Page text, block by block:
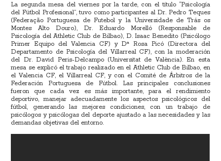
La segunda mesa del viernes por la tarde, con el título “Psicología
del Fútbol Profesional”, tuvo como participantes al Dr. Pedro Teques
(Federação Portuguesa de Futebol y la Universidade de Trás os
Montes Alto Douro), Dr. Eduardo Morelló (Responsable de
Psicología del Athletic Club de Bilbao), D. Isaac Benedito (Psicólogo
Primer Equipo del Valencia CF) y Dª Rosa Picó (Directora del
Departamento de Psicología del Villarreal CF), con la moderación
del Dr. David Peris-Delcampo (Universitat de València). En esta
mesa se explicó el trabajo realizado en el Athletic Club de Bilbao, en
el Valencia CF, el Villarreal CF, y con el Comité de Árbitros de la
Federación Portuguesa de Fútbol. Las principales conclusiones
fueron que cada vez es más importante, para el rendimiento
deportivo, manejar adecuadamente los aspectos psicológicos del
fútbol, generando las mejores condiciones, con un trabajo de
psicólogos y psicólogas del deporte ajustado a las necesidades y las
demandas objetivas del entorno.